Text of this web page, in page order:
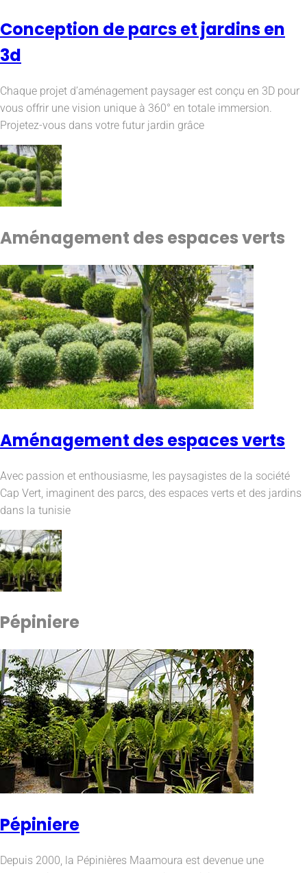
Conception de parcs et jardins en
3d
Chaque projet d’aménagement paysager est conçu en 3D pour
vous offrir une vision unique à 360° en totale immersion.
Projetez-vous dans votre futur jardin grâce
Aménagement des espaces verts
Aménagement des espaces verts
Avec passion et enthousiasme, les paysagistes de la société
Cap Vert, imaginent des parcs, des espaces verts et des jardins
dans la tunisie
Pépiniere
Pépiniere
Depuis 2000, la Pépinières Maamoura est devenue une